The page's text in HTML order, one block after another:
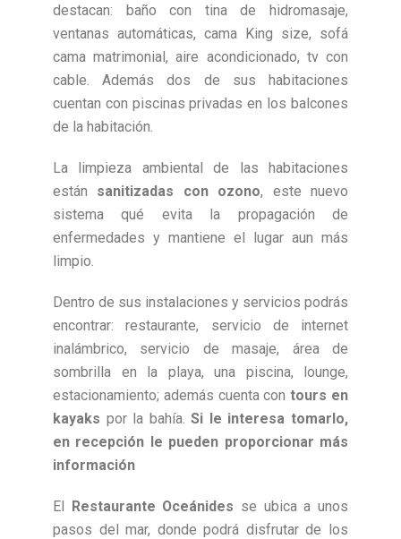
destacan: baño con tina de hidromasaje,
ventanas automáticas, cama King size, sofá
cama matrimonial, aire acondicionado, tv con
cable. Además dos de sus habitaciones
cuentan con piscinas privadas en los balcones
de la habitación.
La limpieza ambiental de las habitaciones
están sanitizadas con ozono, este nuevo
sistema qué evita la propagación de
enfermedades y mantiene el lugar aun más
limpio.
Dentro de sus instalaciones y servicios podrás
encontrar: restaurante, servicio de internet
inalámbrico, servicio de masaje, área de
sombrilla en la playa, una piscina, lounge,
estacionamiento; además cuenta contours en
kayaks por la bahía.Si le interesa tomarlo,
en recepción le pueden proporcionar más
información
El Restaurante Oceánides se ubica a unos
pasos del mar, donde podrá disfrutar de los